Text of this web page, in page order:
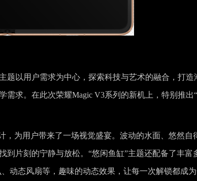
题以用户需求为中心，探索科技与艺术的融合，打造
求。在此次荣耀Magic V3系列的新机上，特别推出
，为用户带来了一场视觉盛宴。波动的水面、悠然自
片刻的宁静与放松。“悠闲鱼缸”主题还配备了丰富
动态风扇等，趣味的动态效果，让每一次解锁都成